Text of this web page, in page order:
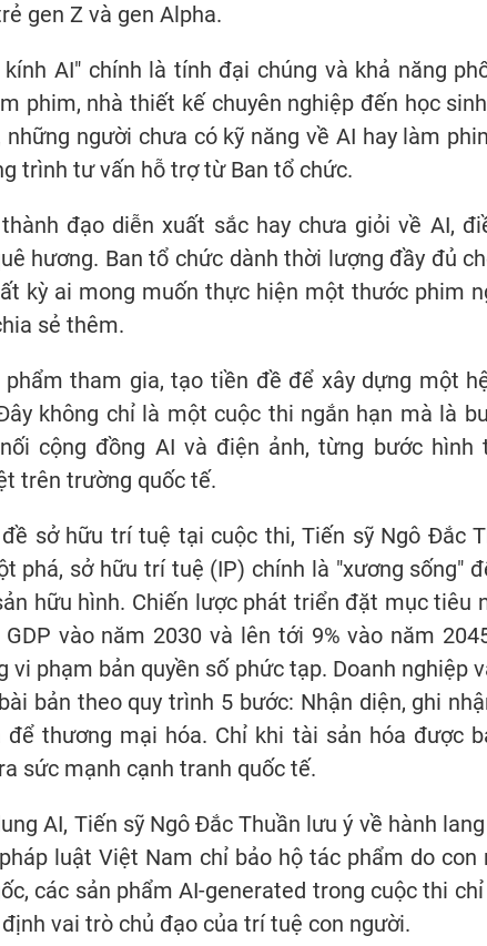
gen Z và gen Alpha.
AI" chính là tính đại chúng và khả năng
phim, nhà thiết kế chuyên nghiệp đến học
người chưa có kỹ năng về AI hay làm
trình tư vấn hỗ trợ từ Ban tổ chức.
đạo diễn xuất sắc hay chưa giỏi về AI,
hương. Ban tổ chức dành thời lượng đầy đủ
kỳ ai mong muốn thực hiện một thước phim
sẻ thêm.
tham gia, tạo tiền đề để xây dựng một
không chỉ là một cuộc thi ngắn hạn mà là
cộng đồng AI và điện ảnh, từng bước hình
trên trường quốc tế.
sở hữu trí tuệ tại cuộc thi, Tiến sỹ Ngô Đắc
phá, sở hữu trí tuệ (IP) chính là "xương sống"
hữu hình. Chiến lược phát triển đặt mục tiêu
vào năm 2030 và lên tới 9% vào năm
phạm bản quyền số phức tạp. Doanh nghiệp
bản theo quy trình 5 bước: Nhận diện, ghi
thương mại hóa. Chỉ khi tài sản hóa được
sức mạnh cạnh tranh quốc tế.
AI, Tiến sỹ Ngô Đắc Thuần lưu ý về hành
luật Việt Nam chỉ bảo hộ tác phẩm do con
các sản phẩm AI-generated trong cuộc thi
vai trò chủ đạo của trí tuệ con người.